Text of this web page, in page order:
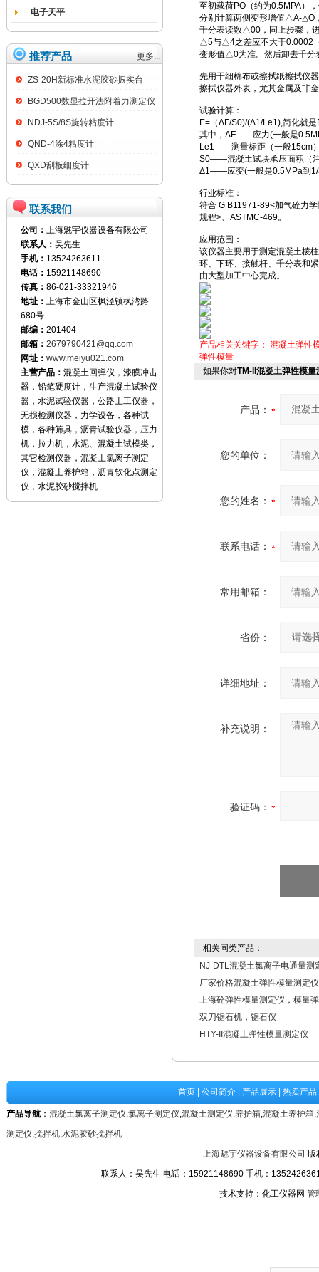
电子天平
推荐产品 更多...
ZS-20H新标准水泥胶砂振实台
BGD500数显拉开法附着力测定仪
NDJ-5S/8S旋转粘度计
QND-4涂4粘度计
QXD刮板细度计
联系我们
公司： 上海魅宇仪器设备有限公司
联系人： 吴先生
手机： 13524263611
电话： 15921148690
传真： 86-021-33321946
地址： 上海市金山区枫泾镇枫湾路
680号
邮编： 201404
邮箱： 2679790421@qq.com
网址： www.meiyu021.com
主营产品： 混凝土回弹仪，漆膜冲击
器，铅笔硬度计，生产混凝土试验仪
器，水泥试验仪器，公路土工仪器，
无损检测仪器，力学设备，各种试
模，各种筛具，沥青试验仪器，压力
机，拉力机，水泥、混凝土试模类，
其它检测仪器，混凝土氯离子测定
仪，混凝土养护箱，沥青软化点测定
仪，水泥胶砂搅拌机
至初载荷PO（约为0.5MPA）
分别计算两侧变形增值△A-△O
千分表读数△00，同上步骤，
△5与△4之差应不大于0.0002
变形值△0为准。然后卸去千分
先用干细棉布或擦拭纸擦拭仪
擦拭仪器外表，尤其金属及非
试验计算：
E=（ΔF/S0)/(Δ1/Le1),简化就
其中，ΔF——应力(一般是
Le1——测量标距（一般15cm
S0——混凝土试块承压面积（
Δ1——应变(一般是0.5MPa到1/
行业标准：
符合 G B11971-89<加气砼力
规程>、ASTMC-469。
应用范围：
该仪器主要用于测定混凝土棱
环、下环、接触杆、千分表和
由大型加工中心完成。
产品相关关键字： 混凝土弹性
弹性模量
如果你对TM-II混凝土弹性模量
产品：
您的单位：
您的姓名：
联系电话：
常用邮箱：
省份：
详细地址：
补充说明：
验证码：
相关同类产品：
NJ-DTL混凝土氯离子电通量测
厂家价格混凝土弹性模量测定仪
上海砼弹性模量测定仪，模量
双刀锯石机，锯石仪
HTY-II混凝土弹性模量测定仪
首页 公司简介 产品展示 热卖产品
产品导航 ： 混凝土氯离子测定仪,氯离子测定仪,混凝土测定仪,养护箱,混凝土养护箱,
测定仪,搅拌机,水泥胶砂搅拌机
上海魅宇仪器设备有限公司 版
联系人：吴先生 电话：15921148690 手机：
技术支持：化工仪器网 管